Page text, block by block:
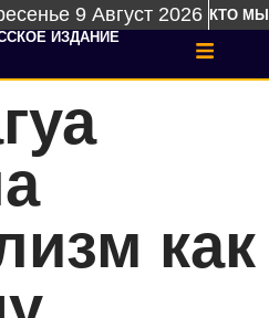
9 Август 2026 КТО МЫ
ИЗДАНИЕ
как